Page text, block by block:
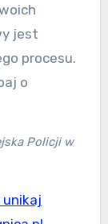
jest
procesu.
o
Policji w
unikaj